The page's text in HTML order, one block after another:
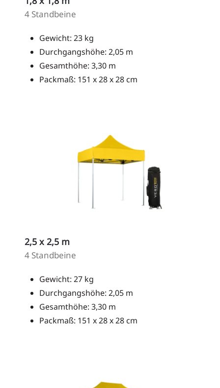
4 Standbeine
Gewicht: 23 kg
Durchgangshöhe: 2,05 m
Gesamthöhe: 3,30 m
Packmaß: 151 x 28 x 28 cm
2,5 x 2,5 m
4 Standbeine
Gewicht: 27 kg
Durchgangshöhe: 2,05 m
Gesamthöhe: 3,30 m
Packmaß: 151 x 28 x 28 cm